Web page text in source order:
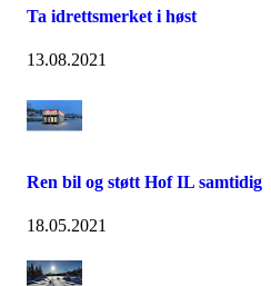
Ta idrettsmerket i høst
13.08.2021
Ren bil og støtt Hof IL samtidig
18.05.2021